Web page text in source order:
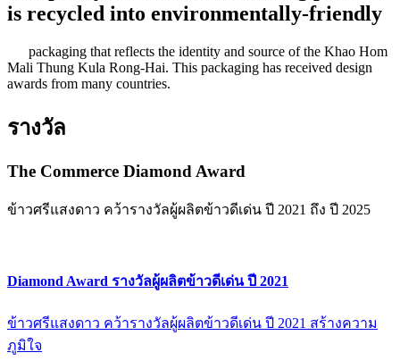
is recycled into environmentally-friendly
packaging that reflects the identity and source of the Khao Hom
Mali Thung Kula Rong-Hai. This packaging has received design
awards from many countries.
รางวัล
The Commerce Diamond Award
ข้าวศรีแสงดาว คว้ารางวัลผู้ผลิตข้าวดีเด่น ปี 2021 ถึง ปี 2025
Diamond Award รางวัลผู้ผลิตข้าวดีเด่น ปี 2021
ข้าวศรีแสงดาว คว้ารางวัลผู้ผลิตข้าวดีเด่น ปี 2021 สร้างความ
ภูมิใจ